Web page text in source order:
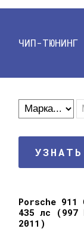
ГАРАНТИЯ
ЧИП-ТЮНИНГ
Porsche 911
435 лс (997
2011)